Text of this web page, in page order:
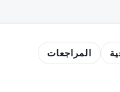
المراجعات